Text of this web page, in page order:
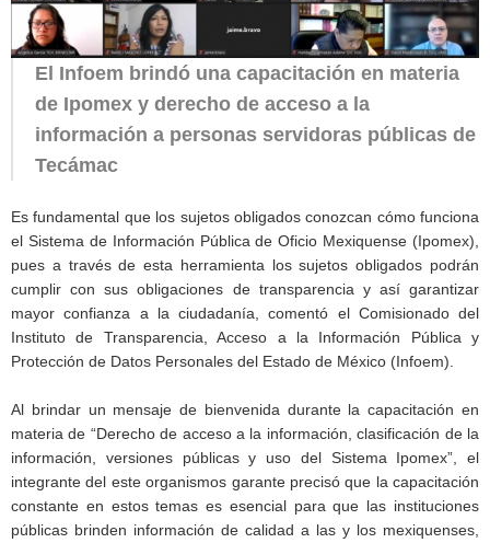
El Infoem brindó una capacitación en materia
de Ipomex y derecho de acceso a la
información a personas servidoras públicas de
Tecámac
Es fundamental que los sujetos obligados conozcan cómo funciona
el Sistema de Información Pública de Oficio Mexiquense (Ipomex),
pues a través de esta herramienta los sujetos obligados podrán
cumplir con sus obligaciones de transparencia y así garantizar
mayor confianza a la ciudadanía, comentó el Comisionado del
Instituto de Transparencia, Acceso a la Información Pública y
Protección de Datos Personales del Estado de México (Infoem).
Al brindar un mensaje de bienvenida durante la capacitación en
materia de “Derecho de acceso a la información, clasificación de la
información, versiones públicas y uso del Sistema Ipomex”, el
integrante del este organismos garante precisó que la capacitación
constante en estos temas es esencial para que las instituciones
públicas brinden información de calidad a las y los mexiquenses,